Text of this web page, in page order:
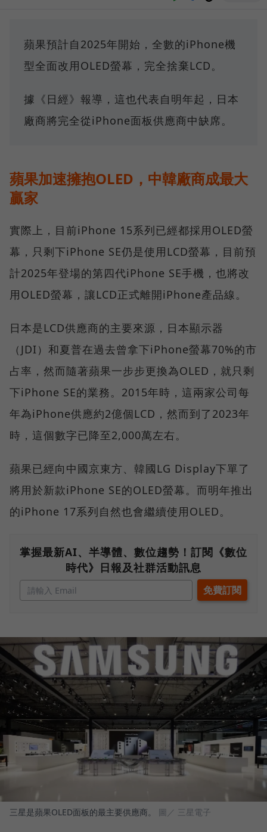
蘋果預計自2025年開始，全數的iPhone機
型全面改用OLED螢幕，完全捨棄LCD。
據《日經》報導，這也代表自明年起，日本
廠商將完全從iPhone面板供應商中缺席。
蘋果加速擁抱OLED，中韓廠商成最大
贏家
實際上，目前iPhone 15系列已經都採用OLED螢
幕，只剩下iPhone SE仍是使用LCD螢幕，目前預
計2025年登場的第四代iPhone SE手機，也將改
用OLED螢幕，讓LCD正式離開iPhone產品線。
日本是LCD供應商的主要來源，日本顯示器
（JDI）和夏普在過去曾拿下iPhone螢幕70%的市
占率，然而隨著蘋果一步步更換為OLED，就只剩
下iPhone SE的業務。2015年時，這兩家公司每
年為iPhone供應約2億個LCD，然而到了2023年
時，這個數字已降至2,000萬左右。
蘋果已經向中國京東方、韓國LG Display下單了
將用於新款iPhone SE的OLED螢幕。而明年推出
的iPhone 17系列自然也會繼續使用OLED。
掌握最新AI、半導體、數位趨勢！訂閱《數位
時代》日報及社群活動訊息
三星是蘋果OLED面板的最主要供應商。 圖／ 三星電子